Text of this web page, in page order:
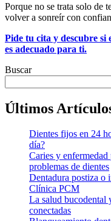
Porque no se trata solo de
volver a sonreír con
Pide tu cita y descubre si
es adecuado para ti.
Buscar
Últimos
Dientes fijos en 24
día?
Caries y
problemas de dientes
Dentadura postiza o
Clínica PCM
La salud bucodental
conectadas